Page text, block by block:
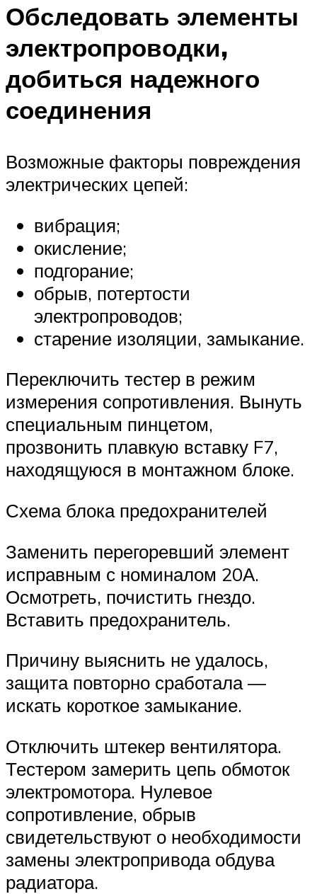
Обследовать элементы
электропроводки,
добиться надежного
соединения
Возможные факторы повреждения
электрических цепей:
вибрация;
окисление;
подгорание;
обрыв, потертости
электропроводов;
старение изоляции, замыкание.
Переключить тестер в режим
измерения сопротивления. Вынуть
специальным пинцетом,
прозвонить плавкую вставку F7,
находящуюся в монтажном блоке.
Схема блока предохранителей
Заменить перегоревший элемент
исправным с номиналом 20А.
Осмотреть, почистить гнездо.
Вставить предохранитель.
Причину выяснить не удалось,
защита повторно сработала —
искать короткое замыкание.
Отключить штекер вентилятора.
Тестером замерить цепь обмоток
электромотора. Нулевое
сопротивление, обрыв
свидетельствуют о необходимости
замены электропривода обдува
радиатора.